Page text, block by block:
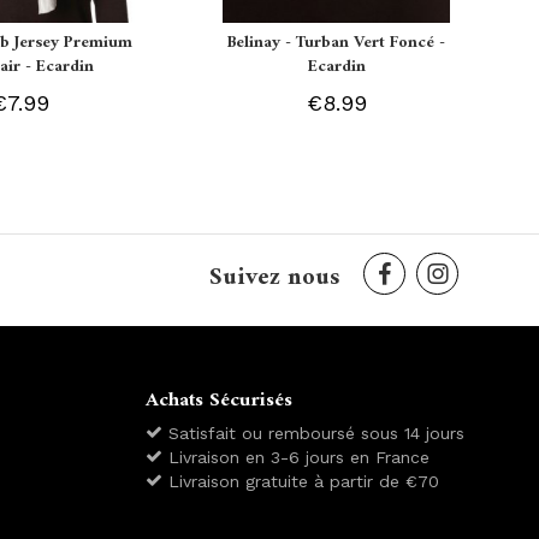
Jersey Premium
- Ecardin
Belinay - Turban Vert Foncé -
Ecardin
€8.99
Suivez nous
Achats Sécurisés
Satisfait ou remboursé sous 14 jours
Livraison en 3-6 jours en France
Livraison gratuite à partir de €70